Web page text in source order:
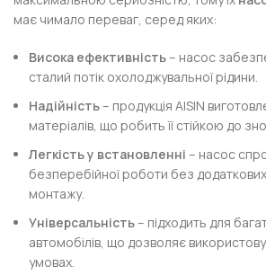
має чимало переваг, серед яких:
Висока ефективність – насос
сталий потік охолоджувальної рідини.
Надійність – продукція AISIN
матеріалів, що робить її стійкою до
Легкість у встановленні – насос
безперебійної роботи без
монтажу.
Універсальність – підходить для
автомобілів, що дозволяє
умовах.